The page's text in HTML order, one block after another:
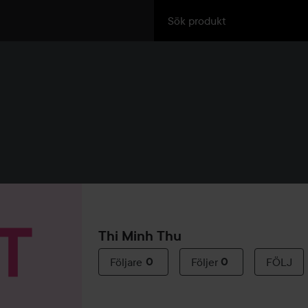
Thi Minh Thu
Följare 0 Följer 0 FÖLJ